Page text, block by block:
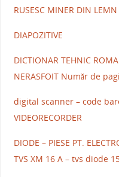
RUSESC MINER DIN LEMN
DIAPOZITIVE
DICTIONAR TEHNIC
NERASFOIT Număr de
digital scanner – code
VIDEORECORDER
DIODE – PIESE PT.
TVS XM 16 A – tvs diode